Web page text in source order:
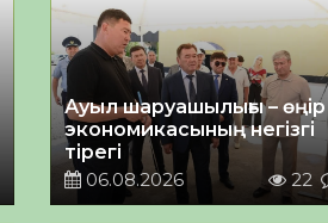
Ауыл шаруашылығы – өңір
экономикасының негізгі
тірегі
06.08.2026
22